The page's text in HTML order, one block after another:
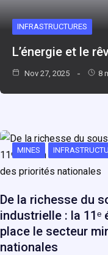
INFRASTRUCTURES
L’énergie et le
Nov 27, 2025 8
MINES
De la richesse du
industrielle : la 11ᵉ
place le secteur
nationales